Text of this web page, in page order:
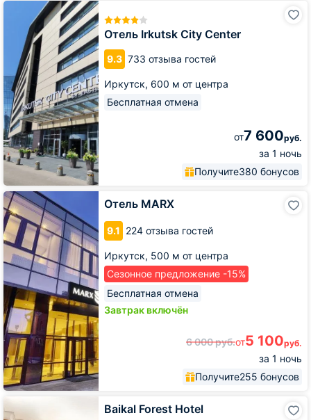
Отель Irkutsk City Center
9.3 733 отзыва гостей
Иркутск, 600 м от центра
Бесплатная отмена
от7 600руб.
за 1 ночь
Получите380 бонусов
Отель
Center
Отель MARX
9.1 224 отзыва гостей
Иркутск, 500 м от центра
Сезонное предложение -15%
Бесплатная отмена
Завтрак включён
6 000руб.от5 100руб.
за 1 ночь
Получите255 бонусов
Отель
MARX
Baikal Forest Hotel
Baikal
Forest